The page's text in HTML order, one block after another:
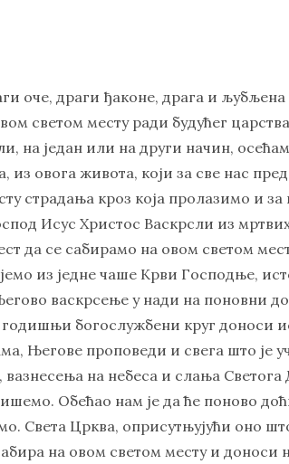
оче, драги ђаконе, драга и љубљена
светом месту ради будућег
на један или на други начин,
из овога живота, који за све нас
страдања кроз која пролазимо и за
Исус Христос Васкрсли из
да се сабирамо на овом светом
из једне чаше Крви Господње,
васкрсење у нади на поновни
богослужбени круг доноси
Његове проповеди и свега што је
на небеса и слања Светога
Обећао нам је да ће поново
Света Црква, оприсутњујући оно
на овом светом месту и доноси